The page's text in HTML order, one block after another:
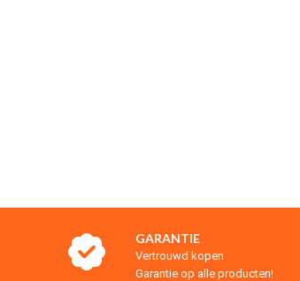
GARANTIE
Vertrouwd kopen
Garantie op alle producten!